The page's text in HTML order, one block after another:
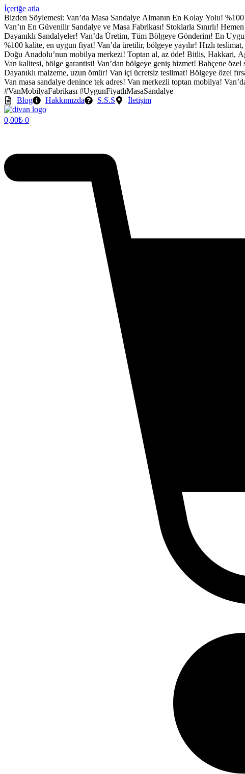
İçeriğe atla
Bizden Söylemesi: Van’da Masa Sandalye Almanın En Kolay Yolu!
Van’ın En Güvenilir Sandalye ve Masa Fabrikası! Stoklarla Sınırlı!
Dayanıklı Sandalyeler! Van’da Üretim, Tüm Bölgeye Gönderim! En
%100 kalite, en uygun fiyat! Van’da üretilir, bölgeye yayılır! Hızlı
Doğu Anadolu’nun mobilya merkezi! Toptan al, az öde! Bitlis, Hakkari,
Van kalitesi, bölge garantisi! Van’dan bölgeye geniş hizmet! Bahçene özel
Dayanıklı malzeme, uzun ömür! Van içi ücretsiz teslimat! Bölgeye özel
Van masa sandalye denince tek adres! Van merkezli toptan mobilya!
#VanMobilyaFabrikası #UygunFiyatlıMasaSandalye
Blog
Hakkımızda S.S.S İletişim
0,00₺ 0